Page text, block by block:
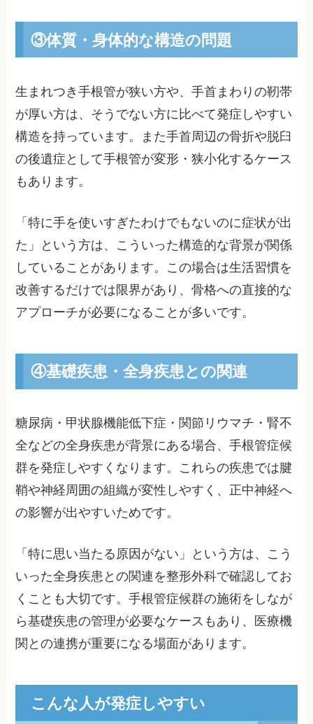
③体質・身体的な構造の問題
生まれつき手根管が狭い方や、手首まわりの靭帯
が厚い方は、そうでない方に比べて発症しやすい
構造を持っています。また手首周辺の骨折や脱臼
の後遺症として手根管が変形・狭小化するケース
もあります。
「特に手を使いすぎたわけでもないのに症状が出
た」という方は、こういった構造的な背景が関係
していることがあります。この場合は生活習慣を
改善するだけでは限界があり、骨格への直接的な
アプローチが必要になることが多いです。
④基礎疾患・全身疾患との関連
糖尿病・甲状腺機能低下症・関節リウマチ・腎不
全などの全身疾患が背景にある場合、手根管症候
群を発症しやすくなります。これらの疾患では腱
鞘や神経周囲の組織が変性しやすく、正中神経へ
の影響が出やすいためです。
「特に思い当たる原因がない」という方は、こう
いった全身疾患との関連を整形外科で確認してお
くことも大切です。手根管症候群の施術をしなが
ら基礎疾患の管理が必要なケースもあり、医療機
関との連携が重要になる場面があります。
こんな人が発症しやすい